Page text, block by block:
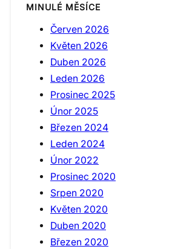
MINULÉ MĚSÍCE
Červen 2026
Květen 2026
Duben 2026
Leden 2026
Prosinec 2025
Únor 2025
Březen 2024
Leden 2024
Únor 2022
Prosinec 2020
Srpen 2020
Květen 2020
Duben 2020
Březen 2020